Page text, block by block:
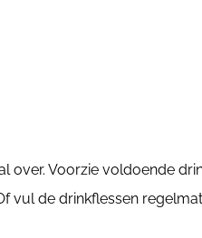
over. Voorzie voldoende
de drinkflessen